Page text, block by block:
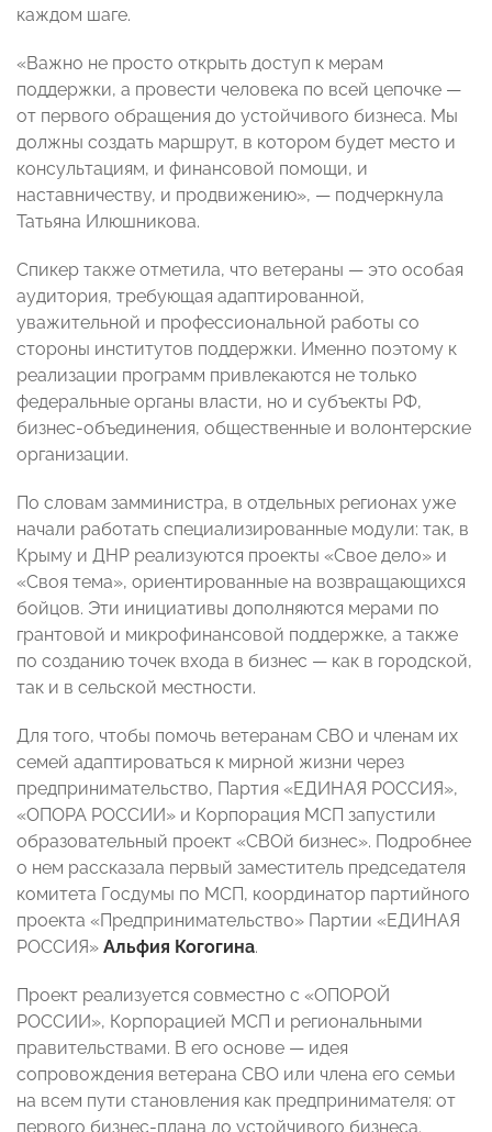
каждом шаге.
«Важно не просто открыть доступ к мерам
поддержки, а провести человека по всей цепочке —
от первого обращения до устойчивого бизнеса. Мы
должны создать маршрут, в котором будет место и
консультациям, и финансовой помощи, и
наставничеству, и продвижению», — подчеркнула
Татьяна Илюшникова.
Спикер также отметила, что ветераны — это особая
аудитория, требующая адаптированной,
уважительной и профессиональной работы со
стороны институтов поддержки. Именно поэтому к
реализации программ привлекаются не только
федеральные органы власти, но и субъекты РФ,
бизнес-объединения, общественные и волонтерские
организации.
По словам замминистра, в отдельных регионах уже
начали работать специализированные модули: так, в
Крыму и ДНР реализуются проекты «Свое дело» и
«Своя тема», ориентированные на возвращающихся
бойцов. Эти инициативы дополняются мерами по
грантовой и микрофинансовой поддержке, а также
по созданию точек входа в бизнес — как в городской,
так и в сельской местности.
Для того, чтобы помочь ветеранам СВО и членам их
семей адаптироваться к мирной жизни через
предпринимательство, Партия «ЕДИНАЯ РОССИЯ»,
«ОПОРА РОССИИ» и Корпорация МСП запустили
образовательный проект «СВОй бизнес». Подробнее
о нем рассказала первый заместитель председателя
комитета Госдумы по МСП, координатор партийного
проекта «Предпринимательство» Партии «ЕДИНАЯ
РОССИЯ» Альфия Когогина.
Проект реализуется совместно с «ОПОРОЙ
РОССИИ», Корпорацией МСП и региональными
правительствами. В его основе — идея
сопровождения ветерана СВО или члена его семьи
на всем пути становления как предпринимателя: от
первого бизнес-плана до устойчивого бизнеса.